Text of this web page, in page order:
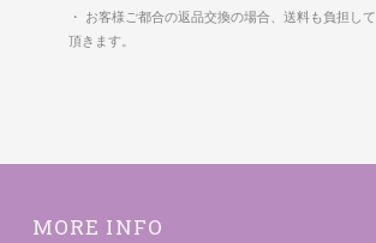
・ お客様ご都合の返品交換の場合、送料も負担して
頂きます。
MORE INFO